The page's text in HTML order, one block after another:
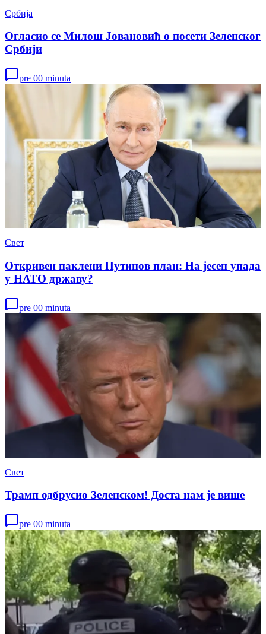
Србија
Огласио се Милош Јовановић о посети Зеленског
Србији
pre 00 minuta
Свет
Откривен паклени Путинов план: На јесен упада
у НАТО државу?
pre 00 minuta
Свет
Трамп одбрусио Зеленском! Доста нам је више
pre 00 minuta